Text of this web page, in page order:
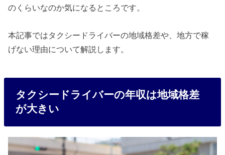
のくらいなのか気になるところです。
本記事ではタクシードライバーの地域格差や、地方で稼
げない理由について解説します。
タクシードライバーの年収は地域格差
が大きい